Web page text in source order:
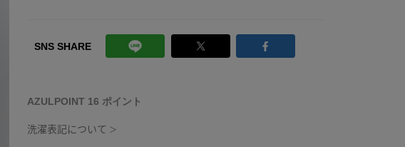
SNS SHARE
AZULPOINT 16 ポイント
洗濯表記について ＞